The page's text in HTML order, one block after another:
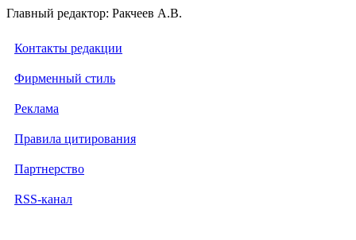
Главный редактор: Ракчеев А.В.
Контакты редакции
Фирменный стиль
Реклама
Правила цитирования
Партнерство
RSS-канал